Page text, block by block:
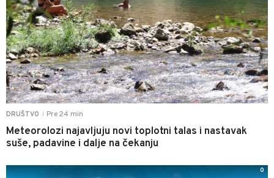
DRUŠTVO Pre 24 min
Meteorolozi najavljuju novi toplotni talas i nastavak
suše, padavine i dalje na čekanju
0